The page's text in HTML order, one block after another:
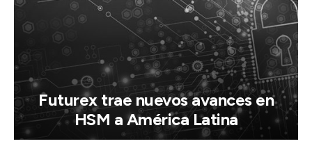
Futurex trae nuevos avances en
HSM a América Latina